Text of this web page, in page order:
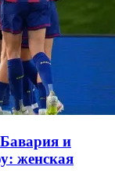
и
женская